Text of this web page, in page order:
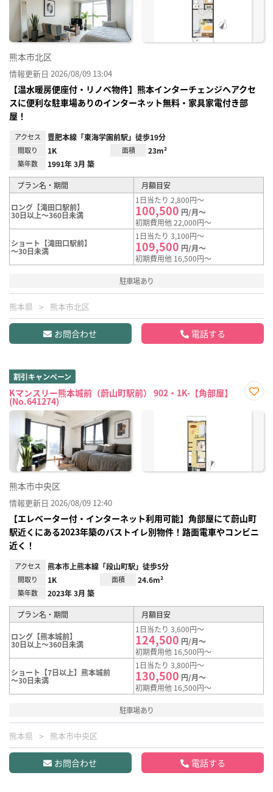
熊本市北区
情報更新日 2026/08/09 13:04
【温水暖房便座付・リノベ物件】熊本インターチェンジへアクセ
スに便利な駐車場ありのインターネット無料・家具家電付き部
屋！
アクセス 豊肥本線「東海学園前駅」徒歩19分
間取り 1K 面積 23m²
築年数 1991年 3月 築
プラン名・期間 月額目安
ロング【滝田口駅前】
30日以上～360日未満
1日当たり 2,800円～
100,500 円/月～
初期費用他 22,000円～
ショート【滝田口駅前】
～30日未満
1日当たり 3,100円～
109,500 円/月～
初期費用他 16,500円～
駐車場あり
熊本県 熊本市北区
お問合わせ 電話する
割引キャンペーン
Kマンスリー熊本城前（蔚山町駅前） 902・1K-【角部屋】
(No.641274)
に入
熊本市中央区
情報更新日 2026/08/09 12:40
【エレベーター付・インターネット利用可能】角部屋にて蔚山町
駅近くにある2023年築のバストイレ別物件！路面電車やコンビニ
近く！
アクセス 熊本市上熊本線「段山町駅」徒歩5分
間取り 1K 面積 24.6m²
築年数 2023年 3月 築
プラン名・期間 月額目安
ロング【熊本城前】
30日以上～360日未満
1日当たり 3,600円～
124,500 円/月～
初期費用他 16,500円～
ショート【7日以上】熊本城前
～30日未満
1日当たり 3,800円～
130,500 円/月～
初期費用他 16,500円～
駐車場あり
熊本県 熊本市中央区
お問合わせ 電話する